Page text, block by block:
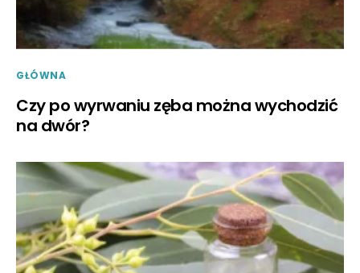
GŁÓWNA
Czy po wyrwaniu zęba można wychodzić
na dwór?